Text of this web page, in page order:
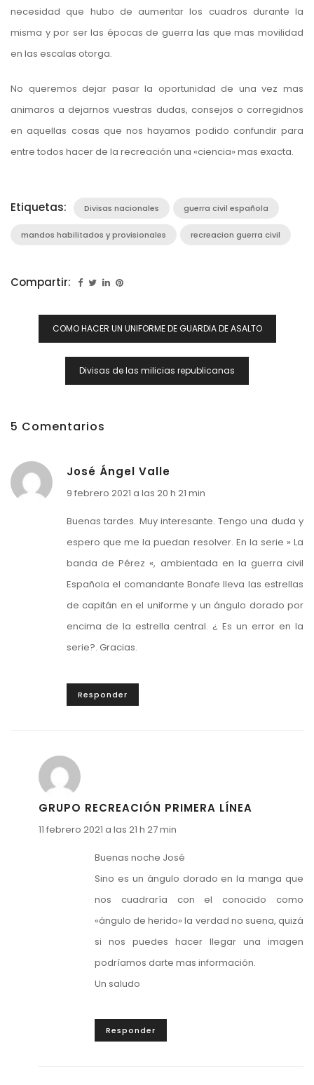
necesidad que hubo de aumentar los cuadros durante la
misma y por ser las épocas de guerra las que mas movilidad
en las escalas otorga.
No queremos dejar pasar la oportunidad de una vez mas
animaros a dejarnos vuestras dudas, consejos o corregidnos
en aquellas cosas que nos hayamos podido confundir para
entre todos hacer de la recreación una «ciencia» mas exacta.
Etiquetas: Divisas nacionales guerra civil española
mandos habilitados y provisionales recreacion guerra civil
Compartir:
Navegación
Entradas
COMO HACER UN UNIFORME DE GUARDIA DE ASALTO
Divisas de las milicias republicanas
5 Comentarios
José Ángel Valle
9 febrero 2021 a las 20 h 21 min
Buenas tardes. Muy interesante. Tengo una duda y
espero que me la puedan resolver. En la serie » La
banda de Pérez «, ambientada en la guerra civil
Española el comandante Bonafe lleva las estrellas
de capitán en el uniforme y un ángulo dorado por
encima de la estrella central. ¿ Es un error en la
serie?. Gracias.
Responder
GRUPO RECREACIÓN PRIMERA LÍNEA
11 febrero 2021 a las 21 h 27 min
Buenas noche José
Sino es un ángulo dorado en la manga que
nos cuadraría con el conocido como
«ángulo de herido» la verdad no suena, quizá
si nos puedes hacer llegar una imagen
podríamos darte mas información.
Un saludo
Responder